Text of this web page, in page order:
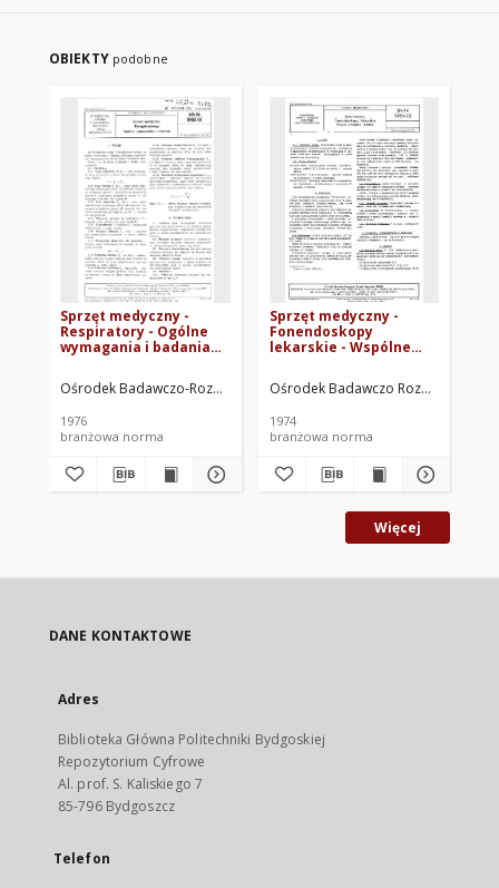
OBIEKTY podobne
Sprzęt medyczny -
Respiratory - Ogólne
wymagania i badania
Ośrodek Badawczo-Rozwojowy Techniki Medycznej ORMED. Oprac.
1976
branżowa norma
Sprzęt medyczny -
Fonendoskopy
lekarskie - Wspólne
BN-74/5959-02
Ośrodek Badawczo Rozwojowy
1974
branżowa norma
Więcej
DANE KONTAKTOWE
Adres
Biblioteka Główna Politechniki Bydgoskiej
Repozytorium Cyfrowe
Al. prof. S. Kaliskiego 7
85-796 Bydgoszcz
Telefon